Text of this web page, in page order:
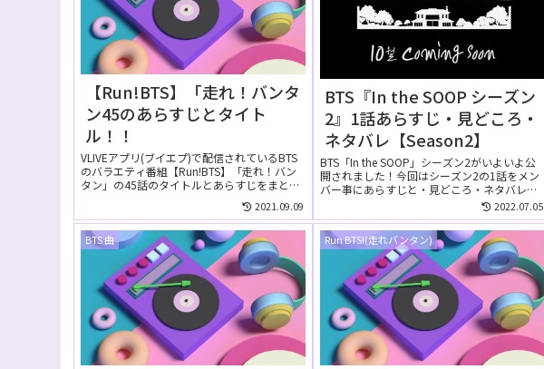
【Run!BTS】「走れ！バンタ
ン45のあらすじとタイト
ル！！
VLIVEアプリ(ブイエプ)で配信されているBTS
のバラエティ番組【Run!BTS】「走れ！バン
タン」の45話のタイトルとあらすじをまとめ
2021.09.09
BTS『In the SOOP シーズン
2』1話あらすじ・見どころ・
ネタバレ【Season2】
BTS「In the SOOP」シーズン2がいよいよ公
開されました！今回はシーズン2の1話をメン
バー事にあらすじと・見どころ・ネタバレを
2022.07.05
BTS 曲 Run BTS!(走れバンタン)